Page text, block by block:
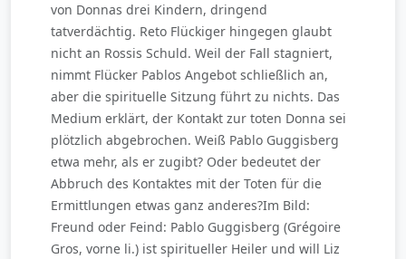
von Donnas drei Kindern, dringend
tatverdächtig. Reto Flückiger hingegen glaubt
nicht an Rossis Schuld. Weil der Fall stagniert,
nimmt Flücker Pablos Angebot schließlich an,
aber die spirituelle Sitzung führt zu nichts. Das
Medium erklärt, der Kontakt zur toten Donna sei
plötzlich abgebrochen. Weiß Pablo Guggisberg
etwa mehr, als er zugibt? Oder bedeutet der
Abbruch des Kontaktes mit der Toten für die
Ermittlungen etwas ganz anderes?Im Bild:
Freund oder Feind: Pablo Guggisberg (Grégoire
Gros, vorne li.) ist spiritueller Heiler und will Liz